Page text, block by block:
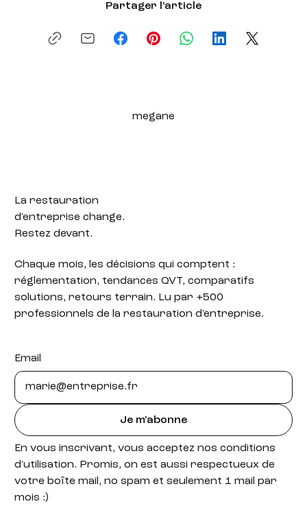
Partager l'article
megane
La restauration
d'entreprise change.
Restez devant.
Chaque mois, les décisions qui comptent :
réglementation, tendances QVT, comparatifs
solutions, retours terrain. Lu par +500
professionnels de la restauration d'entreprise.
Email
Je m'abonne
En vous inscrivant, vous acceptez nos conditions
d'utilisation. Promis, on est aussi respectueux de
votre boîte mail, no spam et seulement 1 mail par
mois :)